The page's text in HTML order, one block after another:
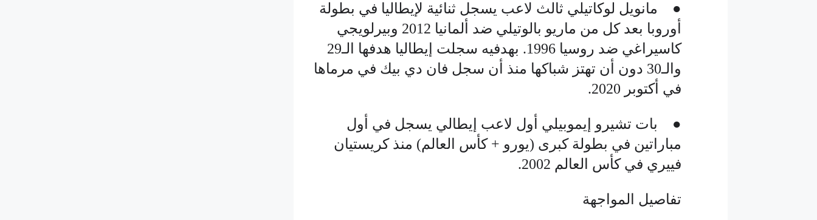
● مانويل لوكاتيلي ثالث لاعب يسجل ثنائية لإيطاليا في بطولة
أوروبا بعد كل من ماريو بالوتيلي ضد ألمانيا 2012 وبيرلويجي
كاسيراغي ضد روسيا 1996. بهدفيه سجلت إيطاليا هدفها الـ29
والـ30 دون أن تهتز شباكها منذ أن سجل فان دي بيك في مرماها
في أكتوبر 2020.
● بات تشيرو إيموبيلي أول لاعب إيطالي يسجل في أول
مباراتين في بطولة كبرى (يورو + كأس العالم) منذ كريستيان
فييري في كأس العالم 2002.
تفاصيل المواجهة